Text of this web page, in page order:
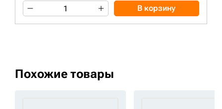
В корзину
Похожие товары